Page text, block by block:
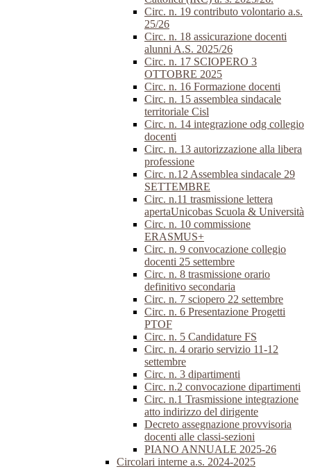
Circ. n. 19 contributo volontario a.s.
25/26
Circ. n. 18 assicurazione docenti
alunni A.S. 2025/26
Circ. n. 17 SCIOPERO 3
OTTOBRE 2025
Circ. n. 16 Formazione docenti
Circ. n. 15 assemblea sindacale
territoriale Cisl
Circ. n. 14 integrazione odg collegio
docenti
Circ. n. 13 autorizzazione alla libera
professione
Circ. n.12 Assemblea sindacale 29
SETTEMBRE
Circ. n.11 trasmissione lettera
apertaUnicobas Scuola & Università
Circ. n. 10 commissione
ERASMUS+
Circ. n. 9 convocazione collegio
docenti 25 settembre
Circ. n. 8 trasmissione orario
definitivo secondaria
Circ. n. 7 sciopero 22 settembre
Circ. n. 6 Presentazione Progetti
PTOF
Circ. n. 5 Candidature FS
Circ. n. 4 orario servizio 11-12
settembre
Circ. n. 3 dipartimenti
Circ. n.2 convocazione dipartimenti
Circ. n.1 Trasmissione integrazione
atto indirizzo del dirigente
Decreto assegnazione provvisoria
docenti alle classi-sezioni
PIANO ANNUALE 2025-26
Circolari interne a.s. 2024-2025